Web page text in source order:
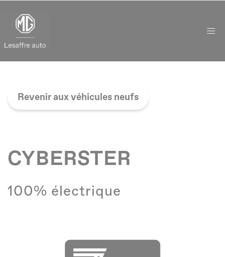
Revenir aux véhicules neufs
CYBERSTER
100% électrique